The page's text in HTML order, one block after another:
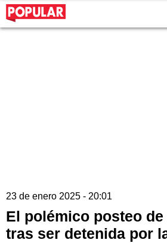
23 de enero 2025 - 20:01
El polémico posteo
tras ser detenida por